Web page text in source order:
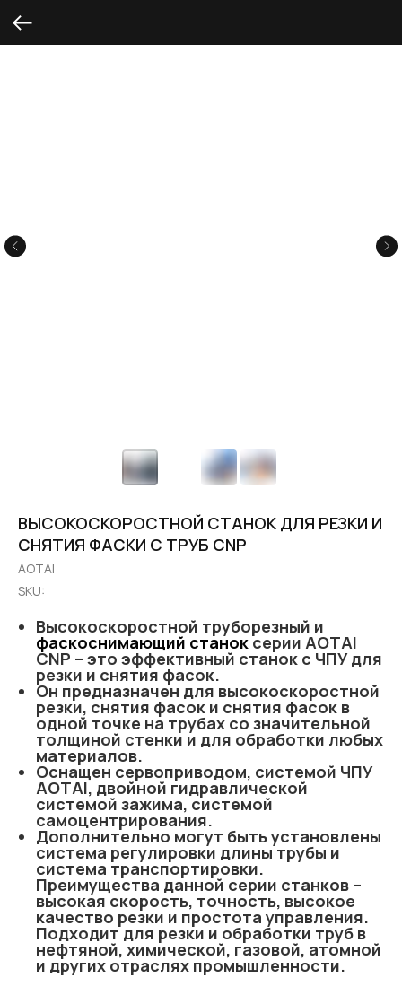
ВЫСОКОСКОРОСТНОЙ СТАНОК ДЛЯ РЕЗКИ И
СНЯТИЯ ФАСКИ С ТРУБ CNP
AOTAI
SKU:
Высокоскоростной труборезный и
фаскоснимающий станоксерии AOTAI
CNP – это эффективный станок с ЧПУ для
резки и снятия фасок.
Он предназначен для высокоскоростной
резки, снятия фасок и снятия фасок в
одной точке на трубах со значительной
толщиной стенки и для обработки любых
материалов.
Оснащен сервоприводом, системой ЧПУ
AOTAI, двойной гидравлической
системой зажима, системой
самоцентрирования.
Дополнительно могут быть установлены
система регулировки длины трубы и
система транспортировки.
Преимущества данной серии станков –
высокая скорость, точность, высокое
качество резки и простота управления.
Подходит для резки и обработки труб в
нефтяной, химической, газовой, атомной
и других отраслях промышленности.